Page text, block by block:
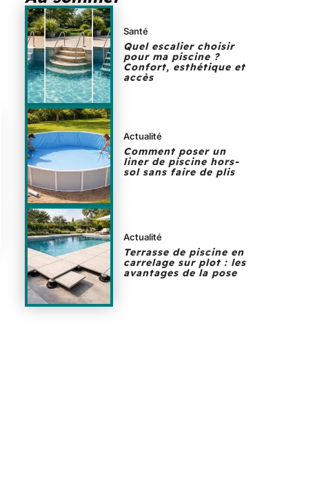
Santé
Quel escalier choisir
pour ma piscine ?
Confort, esthétique et
accès
Actualité
Comment poser un
liner de piscine hors-
sol sans faire de plis
Actualité
Terrasse de piscine en
carrelage sur plot : les
avantages de la pose